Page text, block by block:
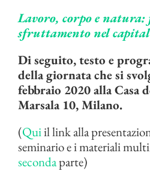
Lavoro, corpo e natura:
sfruttamento nel
Di seguito, testo e
della giornata che si
febbraio 2020 alla Casa
Marsala 10, Milano.
(Quiil link alla
seminario e i materiali
secondaparte)